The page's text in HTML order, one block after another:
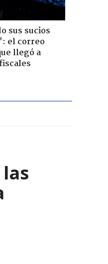
sus sucios
el correo
llegó a